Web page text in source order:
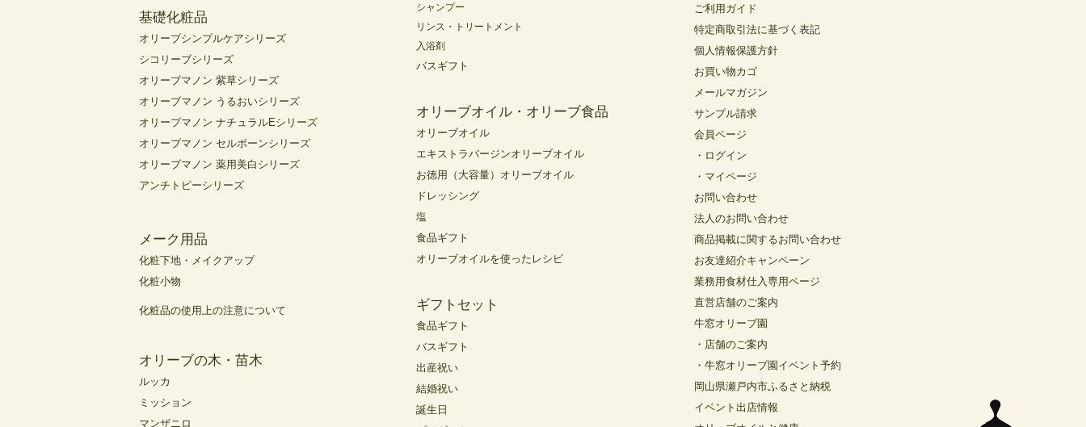
基礎化粧品
オリーブシンプルケアシリーズ
シコリーブシリーズ
オリーブマノン 紫草シリーズ
オリーブマノン うるおいシリーズ
オリーブマノン ナチュラルEシリーズ
オリーブマノン セルボーンシリーズ
オリーブマノン 薬用美白シリーズ
アンチトピーシリーズ
メーク用品
化粧下地・メイクアップ
化粧小物
化粧品の使用上の注意について
オリーブの木・苗木
ルッカ
ミッション
マンザニロ
シャンプー
リンス・トリートメント
入浴剤
バスギフト
オリーブオイル・オリーブ食品
オリーブオイル
エキストラバージンオリーブオイル
お徳用（大容量）オリーブオイル
ドレッシング
塩
食品ギフト
オリーブオイルを使ったレシピ
ギフトセット
食品ギフト
バスギフト
出産祝い
結婚祝い
誕生日
ご利用ガイド
特定商取引法に基づく表記
個人情報保護方針
お買い物カゴ
メールマガジン
サンプル請求
会員ページ
・ログイン
・マイページ
お問い合わせ
法人のお問い合わせ
商品掲載に関するお問い合わせ
お友達紹介キャンペーン
業務用食材仕入専用ページ
直営店舗のご案内
牛窓オリーブ園
・店舗のご案内
・牛窓オリーブ園イベント予約
岡山県瀬戸内市ふるさと納税
イベント出店情報